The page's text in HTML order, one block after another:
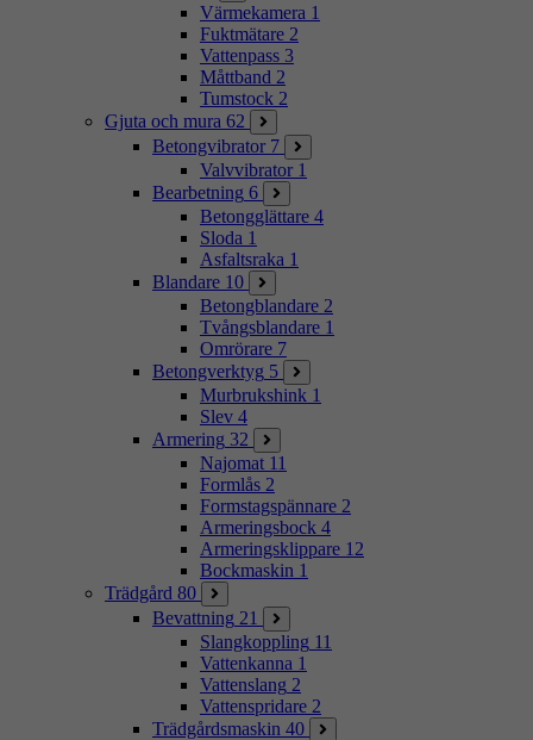
Värmekamera 1
Fuktmätare 2
Vattenpass 3
Måttband 2
Tumstock 2
Gjuta och mura 62
Betongvibrator 7
Valvvibrator 1
Bearbetning 6
Betongglättare 4
Sloda 1
Asfaltsraka 1
Blandare 10
Betongblandare 2
Tvångsblandare 1
Omrörare 7
Betongverktyg 5
Murbrukshink 1
Slev 4
Armering 32
Najomat 11
Formlås 2
Formstagspännare 2
Armeringsbock 4
Armeringsklippare 12
Bockmaskin 1
Trädgård 80
Bevattning 21
Slangkoppling 11
Vattenkanna 1
Vattenslang 2
Vattenspridare 2
Trädgårdsmaskin 40